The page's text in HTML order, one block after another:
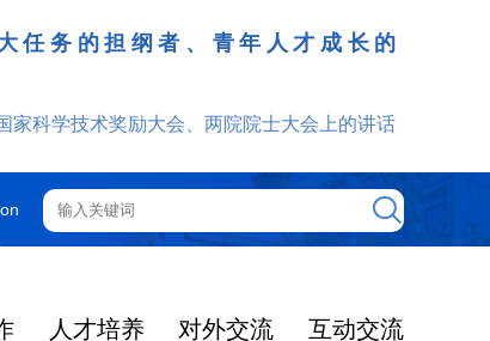
任务的担纲者、青年人才成长的
科学技术奖励大会、两院院士大会上的讲话
人才培养 对外交流 互动交流